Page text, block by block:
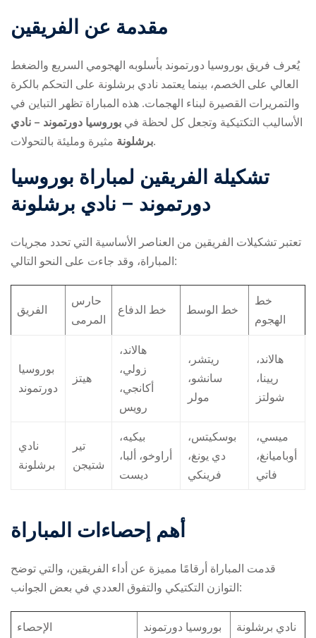
مقدمة عن الفريقين
يُعرف فريق بوروسيا دورتموند بأسلوبه الهجومي السريع والضغط
العالي على الخصم، بينما يعتمد نادي برشلونة على التحكم بالكرة
والتمريرات القصيرة لبناء الهجمات. هذه المباراة تظهر التباين في
الأساليب التكتيكية وتجعل كل لحظة في بوروسيا دورتموند – نادي
برشلونةمثيرة ومليئة بالتحولات.
تشكيلة الفريقين لمباراة بوروسيا
دورتموند – نادي برشلونة
تعتبر تشكيلات الفريقين من العناصر الأساسية التي تحدد مجريات
المباراة، وقد جاءت على النحو التالي:
الفريق
حارس
المرمى
خط الدفاع خط الوسط
خط
الهجوم
بوروسيا
دورتموند
هيتز
هالاند،
زولي،
أكانجي،
رويس
ريتشر،
سانشو،
مولر
هالاند،
ريينا،
شولتز
نادي
برشلونة
تير
شتيجن
بيكيه،
أراوخو، ألبا،
ديست
بوسكيتس،
دي يونغ،
فرينكي
ميسي،
أوباميانغ،
فاتي
أهم إحصاءات المباراة
قدمت المباراة أرقامًا مميزة عن أداء الفريقين، والتي توضح
التوازن التكتيكي والتفوق العددي في بعض الجوانب:
الإحصاء بوروسيا دورتموند
نادي برشلونة